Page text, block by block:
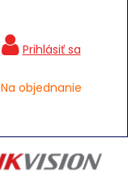
Na objednanie